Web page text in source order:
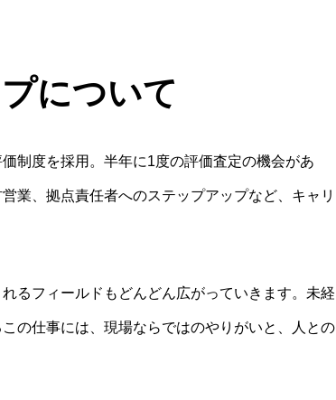
について
制度を採用。半年に1度の評価査定の機会があ
業、拠点責任者へのステップアップなど、キャリ
るフィールドもどんどん広がっていきます。未経
の仕事には、現場ならではのやりがいと、人との